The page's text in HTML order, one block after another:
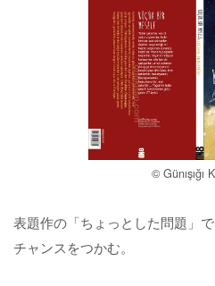
© Günışığı
表題作の「ちょっとした問題」
チャンスをつかむ。